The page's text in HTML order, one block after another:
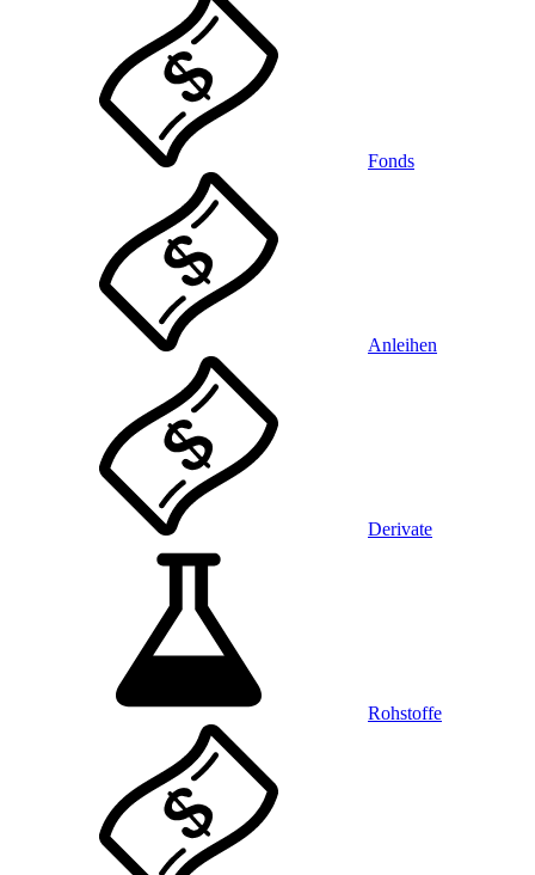
Fonds
Anleihen
Derivate
Rohstoffe